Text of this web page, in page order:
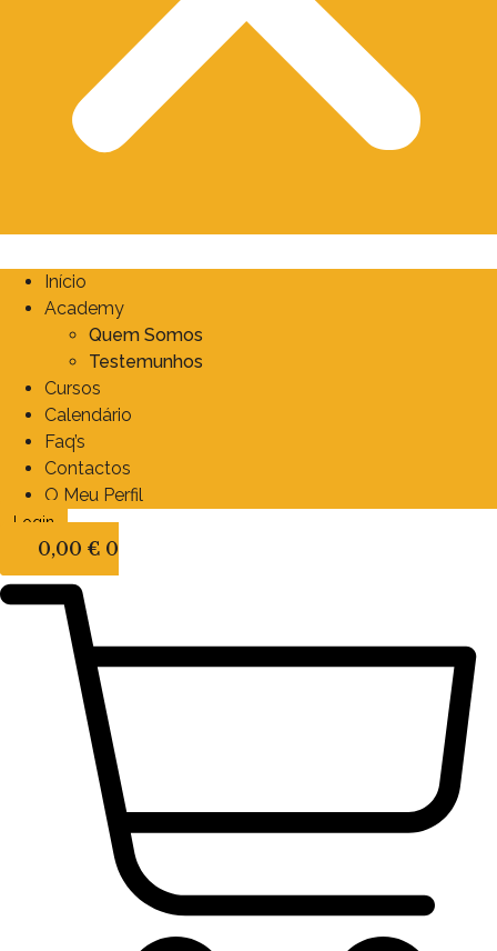
Início
Academy
Quem Somos
Testemunhos
Cursos
Calendário
Faq’s
Contactos
O Meu Perfil
Login
0,00 € 0